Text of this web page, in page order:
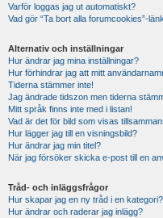
Varför loggas jag ut automatiskt?
Vad gör “Ta bort alla forumcookies”-
Alternativ och inställningar
Hur ändrar jag mina inställningar?
Hur förhindrar jag att mitt
Tiderna stämmer inte!
Jag ändrade tidszon men tiderna
Mitt språk finns inte med i listan!
Vad är det för bild som visas
Hur lägger jag till en visningsbild?
Hur ändrar jag min titel?
När jag försöker skicka e-post till en
Tråd- och inläggsfrågor
Hur skapar jag en ny tråd i en kategori?
Hur ändrar och raderar jag inlägg?